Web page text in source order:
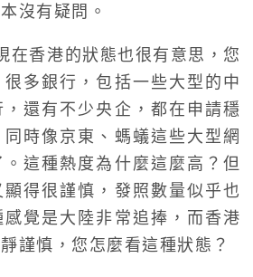
沒有疑問。
在香港的狀態也很有意思，您
多銀行，包括一些大型的中
還有不少央企，都在申請穩
時像京東、螞蟻這些大型網
這種熱度為什麼這麼高？但
得很謹慎，發照數量似乎也
覺是大陸非常追捧，而香港
謹慎，您怎麼看這種狀態？